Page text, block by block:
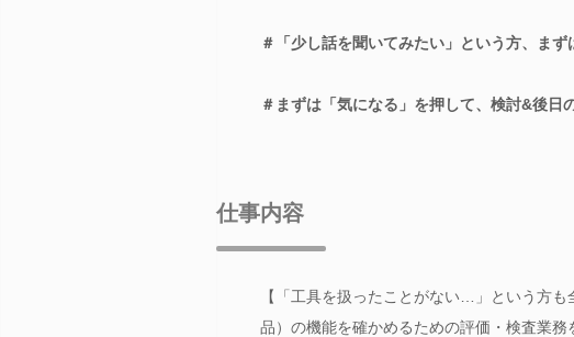
＃「少し話を聞いてみたい」という方、ま
＃まずは「気になる」を押して、検討&後日
仕事内容
【「工具を扱ったことがない…」という方
品）の機能を確かめるための評価・検査業務